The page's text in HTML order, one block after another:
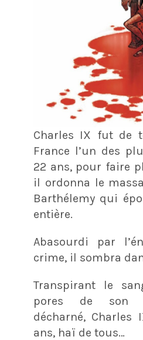
Charles IX fut de
France l’un des
22 ans, pour faire
il ordonna le
Barthélemy qui
entière.
Abasourdi par
crime, il sombra
Transpirant le
pores de son
décharné,
ans, haï de tous…